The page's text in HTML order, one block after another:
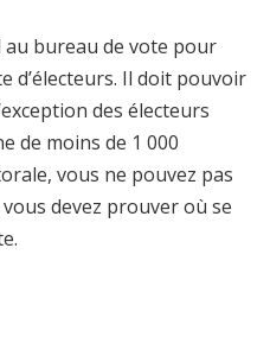
au bureau de vote pour
d’électeurs. Il doit pouvoir
des électeurs
de moins de 1 000
vous ne pouvez pas
devez prouver où se